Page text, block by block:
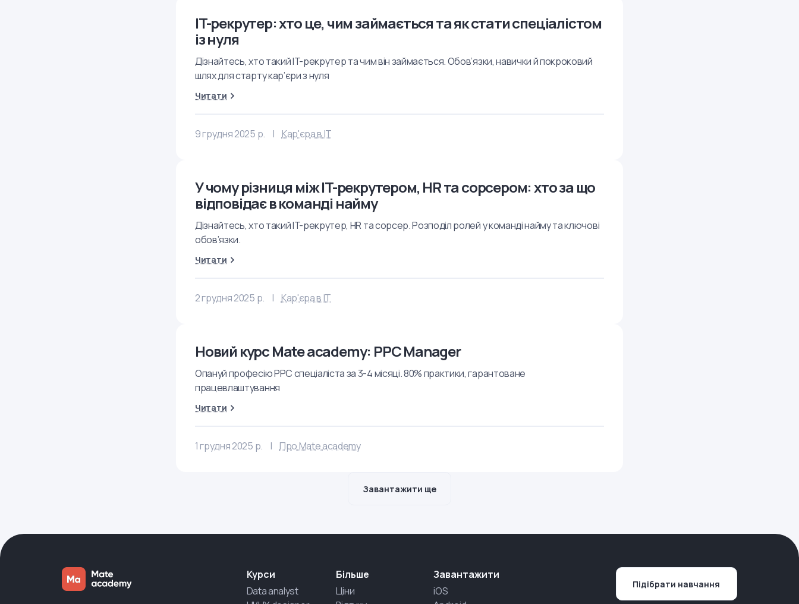
IT-рекрутер: хто це, чим займається та як стати спеціалістом
із нуля
Дізнайтесь, хто такий IT-рекрутер та чим він займається. Обов’язки, навички й покроковий
шлях для старту кар’єри з нуля
Читати
9 грудня 2025 р. Кар'єра в IT
У чому різниця між IT-рекрутером, HR та сорсером: хто за що
відповідає в команді найму
Дізнайтесь, хто такий IT-рекрутер, HR та сорсер. Розподіл ролей у команді найму та ключові
обов’язки.
Читати
2 грудня 2025 р. Кар'єра в IT
Новий курс Mate academy: PPC Manager
Опануй професію PPC спеціаліста за 3-4 місяці. 80% практики, гарантоване
працевлаштування
Читати
1 грудня 2025 р. Про Mate academy
Завантажити ще
Курси
Data analyst
Більше
Ціни
Завантажити
iOS
Підібрати навчання